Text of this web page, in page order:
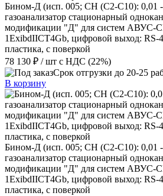
Бином-Д (исп. 005; CH (C2-C10): 0,01
газоанализатор стационарный
модификации "Д" для систем АВУС-
1ExibdIICT4Gb, цифровой выход: RS-
пластика, с поверкой
78 130 ₽ / шт с НДС (22%)
Срок отгрузки до 20-25
В корзину
Бином-Д (исп. 005; CH (C2-C10): 0,01
газоанализатор стационарный
модификации "Д" для систем АВУС-
1ExibdIICT4Gb, цифровой выход: RS-
пластика, с поверкой